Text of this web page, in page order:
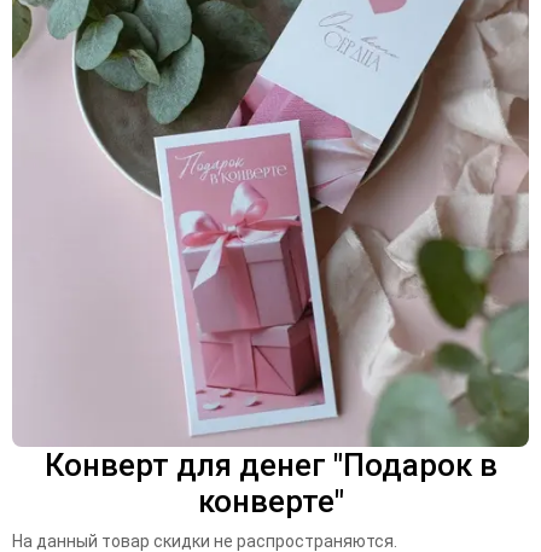
Конверт для денег "Подарок в
конверте"
На данный товар скидки не распространяются.